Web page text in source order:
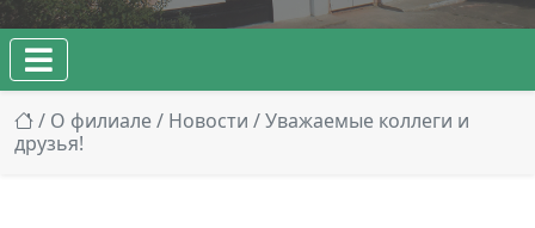
/ О филиале/ Новости / Уважаемые коллеги и
друзья!